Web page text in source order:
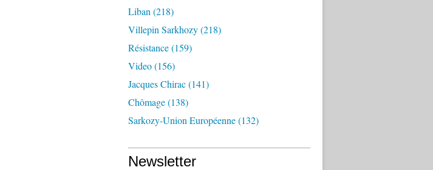
Liban (218)
Villepin Sarkhozy(218)
Résistance(159)
Video(156)
Jacques Chirac(141)
Chômage(138)
Sarkozy-Union Européenne(132)
Newsletter